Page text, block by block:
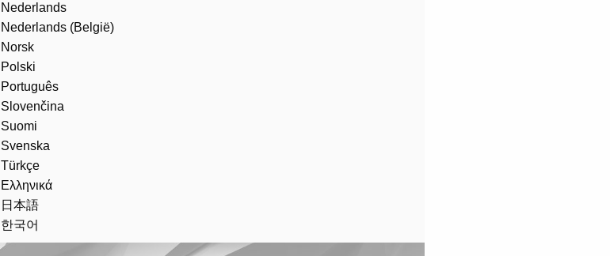
Nederlands
Nederlands (België)
Norsk
Polski
Português
Slovenčina
Suomi
Svenska
Türkçe
Ελληνικά
日本語
한국어